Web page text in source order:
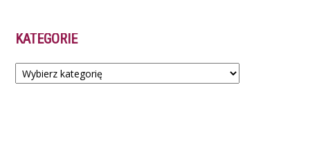
KATEGORIE
Kategorie